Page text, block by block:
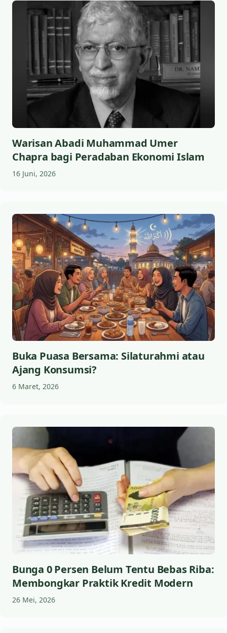
Warisan Abadi Muhammad Umer
Chapra bagi Peradaban Ekonomi Islam
16 Juni, 2026
Buka Puasa Bersama: Silaturahmi atau
Ajang Konsumsi?
6 Maret, 2026
Bunga 0 Persen Belum Tentu Bebas Riba:
Membongkar Praktik Kredit Modern
26 Mei, 2026